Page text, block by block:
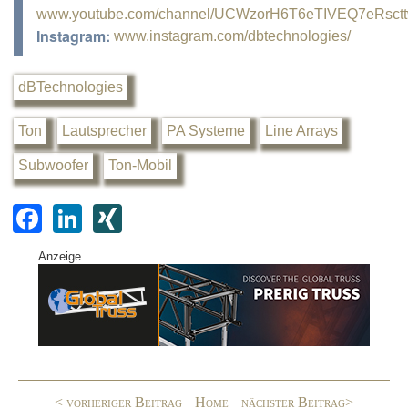
www.youtube.com/channel/
Instagram: www.instagram.com/dbtechnologies/
dBTechnologies
Ton Lautsprecher PA Systeme Line Arrays
Subwoofer Ton-Mobil
F
a
c
e
o
Li
k
e
G
Anzeige
< vorheriger Beitrag Home nächster Beitrag>